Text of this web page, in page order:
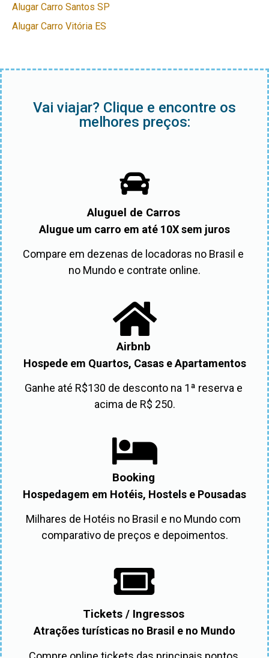
Alugar Carro Santos SP
Alugar Carro Vitória ES
Vai viajar? Clique e encontre os
melhores preços:
Aluguel de Carros
Alugue um carro em até 10X sem juros
Compare em dezenas de locadoras no Brasil e
no Mundo e contrate online.
Airbnb
Hospede em Quartos, Casas e Apartamentos
Ganhe até R$130 de desconto na 1ª reserva e
acima de R$ 250.
Booking
Hospedagem em Hotéis, Hostels e Pousadas
Milhares de Hotéis no Brasil e no Mundo com
comparativo de preços e depoimentos.
Tickets / Ingressos
Atrações turísticas no Brasil e no Mundo